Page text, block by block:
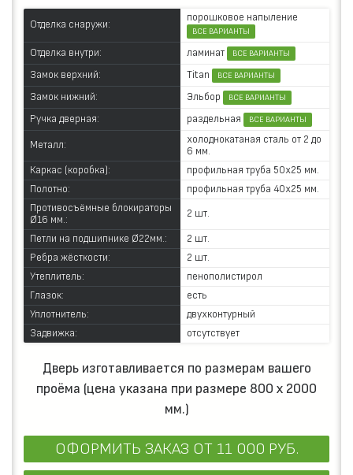
Отделка снаружи:
порошковое напыление
ВСЕ ВАРИАНТЫ
Отделка внутри: ламинат ВСЕ ВАРИАНТЫ
Замок верхний: Titan ВСЕ ВАРИАНТЫ
Замок нижний: Эльбор ВСЕ ВАРИАНТЫ
Ручка дверная: раздельная ВСЕ ВАРИАНТЫ
Металл:
холоднокатаная сталь от 2 до
6 мм.
Каркас (коробка):
профильная труба 50х25 мм.
Полотно:
профильная труба 40х25 мм.
Противосъёмные блокираторы
Ø16 мм.:
2 шт.
Петли на подшипнике Ø22мм.:
2 шт.
Ребра жёсткости:
2 шт.
Утеплитель:
пенополистирол
Глазок:
есть
Уплотнитель:
двухконтурный
Задвижка:
отсутствует
Дверь изготавливается по размерам вашего
проёма (цена указана при размере 800 х 2000
мм.)
ОФОРМИТЬ ЗАКАЗ ОТ 11 000 РУБ.